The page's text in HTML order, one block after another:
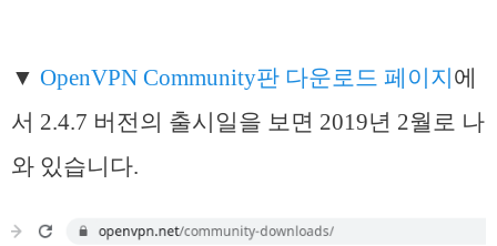
▼ OpenVPN Community판 다운로드 페이지에
서 2.4.7 버전의 출시일을 보면 2019년 2월로 나
와 있습니다.